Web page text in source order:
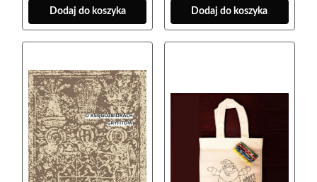
Dodaj do koszyka Dodaj do koszyka